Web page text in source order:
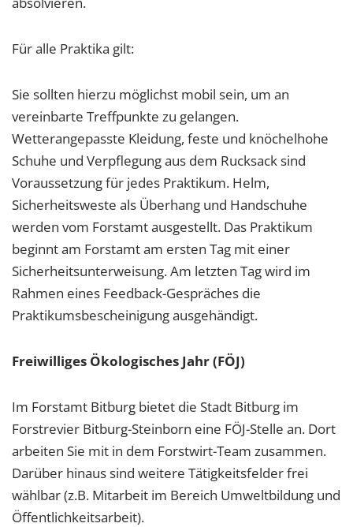
Für alle Praktika gilt:
Sie sollten hierzu möglichst mobil sein, um an
vereinbarte Treffpunkte zu gelangen.
Wetterangepasste Kleidung, feste und knöchelhohe
Schuhe und Verpflegung aus dem Rucksack sind
Voraussetzung für jedes Praktikum. Helm,
Sicherheitsweste als Überhang und Handschuhe
werden vom Forstamt ausgestellt. Das Praktikum
beginnt am Forstamt am ersten Tag mit einer
Sicherheitsunterweisung. Am letzten Tag wird im
Rahmen eines Feedback-Gespräches die
Praktikumsbescheinigung ausgehändigt.
Freiwilliges Ökologisches Jahr (FÖJ)
Im Forstamt Bitburg bietet die Stadt Bitburg im
Forstrevier Bitburg-Steinborn eine FÖJ-Stelle an. Dort
arbeiten Sie mit in dem Forstwirt-Team zusammen.
Darüber hinaus sind weitere Tätigkeitsfelder frei
wählbar (z.B. Mitarbeit im Bereich Umweltbildung und
Öffentlichkeitsarbeit).